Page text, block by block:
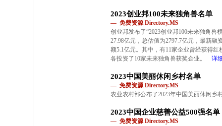
2023创业邦100未来独角兽名单
— 免费资源 Directory.MS
创业邦发布了“2023创业邦100未来独角兽
27.98亿元，总估值为2797.7亿元，最新
额5.1亿元。其中，有11家企业曾经获得
各投资了10家未来独角兽获奖企业。
详
2023中国美丽休闲乡村名单
— 免费资源 Directory.MS
农业农村部公布了2023年中国美丽休闲乡
2023中国企业慈善公益500强名单
— 免费资源 Directory.MS